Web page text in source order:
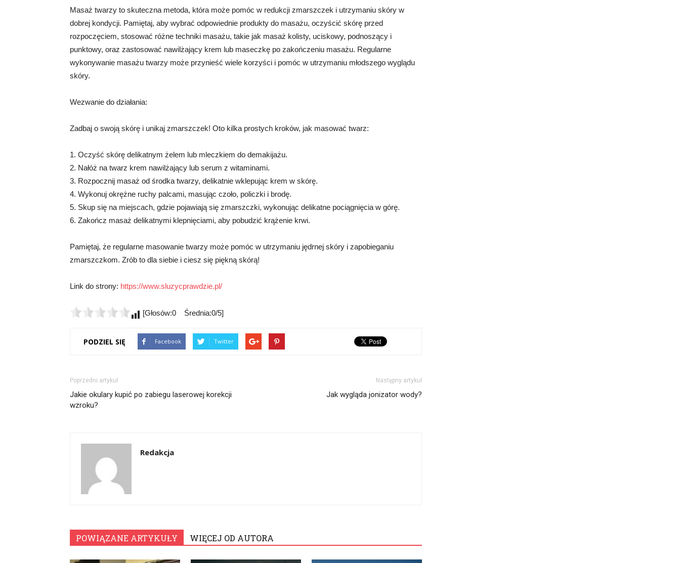
Masaż twarzy to skuteczna metoda, która może pomóc w redukcji zmarszczek i utrzymaniu skóry w
dobrej kondycji. Pamiętaj, aby wybrać odpowiednie produkty do masażu, oczyścić skórę przed
rozpoczęciem, stosować różne techniki masażu, takie jak masaż kolisty, uciskowy, podnoszący i
punktowy, oraz zastosować nawilżający krem lub maseczkę po zakończeniu masażu. Regularne
wykonywanie masażu twarzy może przynieść wiele korzyści i pomóc w utrzymaniu młodszego wyglądu
skóry.
Wezwanie do działania:
Zadbaj o swoją skórę i unikaj zmarszczek! Oto kilka prostych kroków, jak masować twarz:
1. Oczyść skórę delikatnym żelem lub mleczkiem do demakijażu.
2. Nałóż na twarz krem nawilżający lub serum z witaminami.
3. Rozpocznij masaż od środka twarzy, delikatnie wklepując krem w skórę.
4. Wykonuj okrężne ruchy palcami, masując czoło, policzki i brodę.
5. Skup się na miejscach, gdzie pojawiają się zmarszczki, wykonując delikatne pociągnięcia w górę.
6. Zakończ masaż delikatnymi klepnięciami, aby pobudzić krążenie krwi.
Pamiętaj, że regularne masowanie twarzy może pomóc w utrzymaniu jędrnej skóry i zapobieganiu
zmarszczkom. Zrób to dla siebie i ciesz się piękną skórą!
Link do strony: https://www.sluzycprawdzie.pl/
[Głosów:0 Średnia:0/5]
PODZIEL SIĘ Facebook Twitter
Poprzedni artykuł
Jakie okulary kupić po zabiegu laserowej korekcji
wzroku?
Następny artykuł
Jak wygląda jonizator wody?
Redakcja
POWIĄZANE ARTYKUŁY WIĘCEJ OD AUTORA